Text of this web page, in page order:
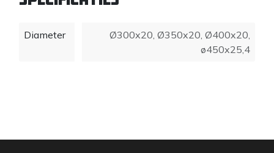
Diameter Ø300x20, Ø350x20, Ø400x20,
ø450x25,4